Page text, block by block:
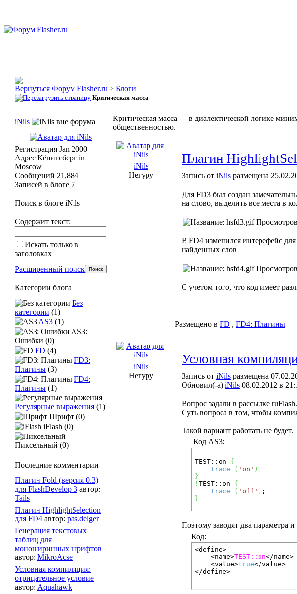
Форум Flasher.ru > Блоги
Критическая масса
Критическая масса — в диалектической логике
общественностью.
iNils
Негуру
Плагин
Запись от iNils размещена
Для FD3 был создан
на слово, выделить все места в
В FD4 изменился интерефейс
найденных слов
С учетом того, что код имеет
Размещено в FD , FD4: Плагины
iNils
Негуру
Условная
Запись от iNils размещена
Обновил(-а) iNils 08.02.2012 в
Вопрос задали в рассылке
Суть вопроса в том, чтобы
Такой вариант работать не будет.
Код AS3:
TEST::on {
trace
( 'on' )
}
! TEST::on {
trace
( 'off' )
}
Поэтому заводят два параметра
Код:
<define>
	<name>
TEST::on</name>
	<value>
true</value>
</define>
iNils
Регистрация Jan 2000
Адрес Кёнигсберг in
Moscow
Сообщений 21,884
Записей в блоге 7
Поиск в блоге iNils
Содержит текст:
Искать только в
заголовках
Расширенный поиск
Категории блога
Без
категории (1)
AS3 (1)
AS3:
Ошибки (0)
FD (4)
FD3:
Плагины (3)
FD4:
Плагины (1)
Регулярные выражения (1)
Шрифт (0)
iFlash (0)
Пиксельный (0)
Последние комментарии
Плагин Fold (версия 0.3)
для FlashDevelop 3 автор:
Tails
Плагин HighlightSelection
для FD4 автор: pas.delger
Генерация текстовых
таблиц для
моноширинных шрифтов
автор: MikroAcse
Условная компиляция:
отрицательное условие
автор: Aquahawk